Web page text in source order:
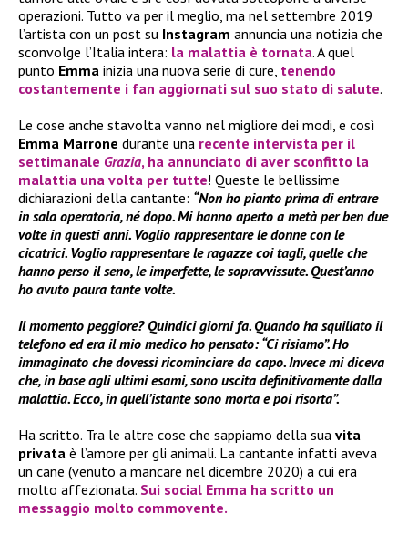
operazioni. Tutto va per il meglio, ma nel settembre 2019
l’artista con un post su Instagram annuncia una notizia che
sconvolge l’Italia intera: la malattia è tornata. A quel
punto Emma inizia una nuova serie di cure, tenendo
costantemente i fan aggiornati sul suo stato di salute.
Le cose anche stavolta vanno nel migliore dei modi, e così
Emma Marrone durante una recente intervista per il
settimanale Grazia, ha annunciato di aver sconfitto la
malattia una volta per tutte! Queste le bellissime
dichiarazioni della cantante: “Non ho pianto prima di entrare
in sala operatoria, né dopo. Mi hanno aperto a metà per ben due
volte in questi anni. Voglio rappresentare le donne con le
cicatrici. Voglio rappresentare le ragazze coi tagli, quelle che
hanno perso il seno, le imperfette, le sopravvissute. Quest’anno
ho avuto paura tante volte.
Il momento peggiore? Quindici giorni fa. Quando ha squillato il
telefono ed era il mio medico ho pensato: “Ci risiamo”. Ho
immaginato che dovessi ricominciare da capo. Invece mi diceva
che, in base agli ultimi esami, sono uscita definitivamente dalla
malattia. Ecco, in quell’istante sono morta e poi risorta”.
Ha scritto. Tra le altre cose che sappiamo della sua vita
privata è l’amore per gli animali. La cantante infatti aveva
un cane (venuto a mancare nel dicembre 2020) a cui era
molto affezionata. Sui social Emma ha scritto un
messaggio molto commovente.